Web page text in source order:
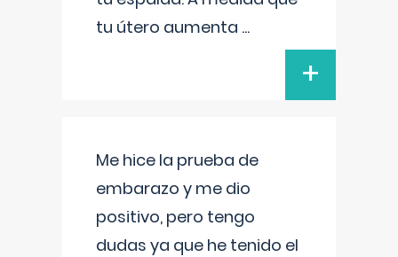
tu útero aumenta ...
+
Me hice la prueba de
embarazo y me dio
positivo, pero tengo
dudas ya que he tenido el